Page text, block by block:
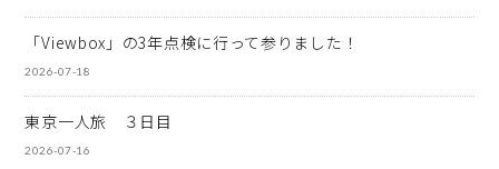
「Viewbox」の3年点検に行って参りました！
2026-07-18
東京一人旅 ３日目
2026-07-16